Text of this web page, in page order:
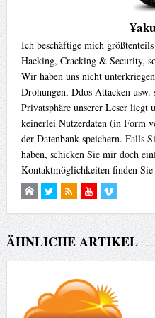
Ich beschäftige mich
Hacking, Cracking & Security,
Wir haben uns nicht
Drohungen, Ddos Attacken
Privatsphäre unserer Leser liegt
keinerlei Nutzerdaten (in Form
der Datenbank speichern. Falls
haben, schicken Sie mir doch
Kontaktmöglichkeiten finden
ÄHNLICHE ARTIKEL